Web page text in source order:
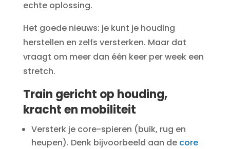
echte oplossing.
Het goede nieuws: je kunt je houding
herstellen en zelfs versterken. Maar dat
vraagt om meer dan één keer per week een
stretch.
Train gericht op houding,
kracht en mobiliteit
Versterk je core-spieren (buik, rug en
heupen). Denk bijvoorbeeld aan de core